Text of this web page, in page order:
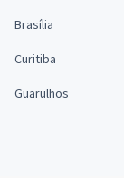
Brasília
Curitiba
Guarulhos